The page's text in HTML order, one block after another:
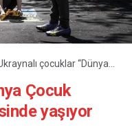
çocuklar “Dünya
yaşıyor
Çocuk
yaşıyor